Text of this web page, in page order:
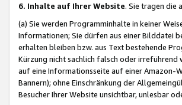
6. Inhalte auf Ihrer Website. Sie tragen die
(a) Sie werden Programminhalte in keiner
Informationen; Sie dürfen aus einer Bilddatei
erhalten bleiben bzw. aus Text bestehende
Kürzung nicht sachlich falsch oder irreführend
auf eine Informationsseite auf einer Amazon-
Bannern); ohne Einschränkung der
Besucher Ihrer Website unsichtbar, unlesbar